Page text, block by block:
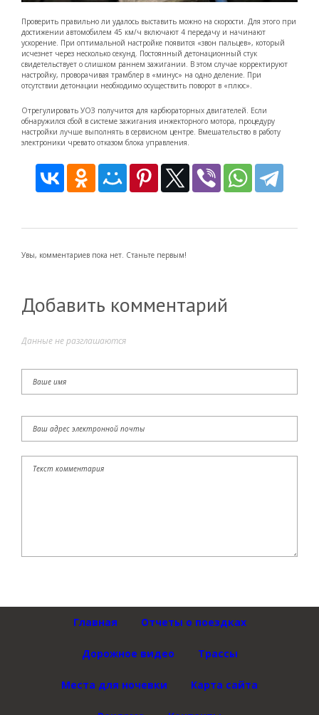
Проверить правильно ли удалось выставить можно на скорости. Для этого при
достижении автомобилем 45 км/ч включают 4 передачу и начинают
ускорение. При оптимальной настройке появится «звон пальцев», который
исчезнет через несколько секунд. Постоянный детонационный стук
свидетельствует о слишком раннем зажигании. В этом случае корректируют
настройку, проворачивая трамблер в «минус» на одно деление. При
отсутствии детонации необходимо осуществить поворот в «плюс».
Отрегулировать УОЗ получится для карбюраторных двигателей. Если
обнаружился сбой в системе зажигания инжекторного мотора, процедуру
настройки лучше выполнять в сервисном центре. Вмешательство в работу
электроники чревато отказом блока управления.
Увы, комментариев пока нет. Станьте первым!
Добавить комментарий
Данные не разглашаются
Главная Отчеты о поездках
Дорожное видео Трассы
Места для ночевки Карта сайта